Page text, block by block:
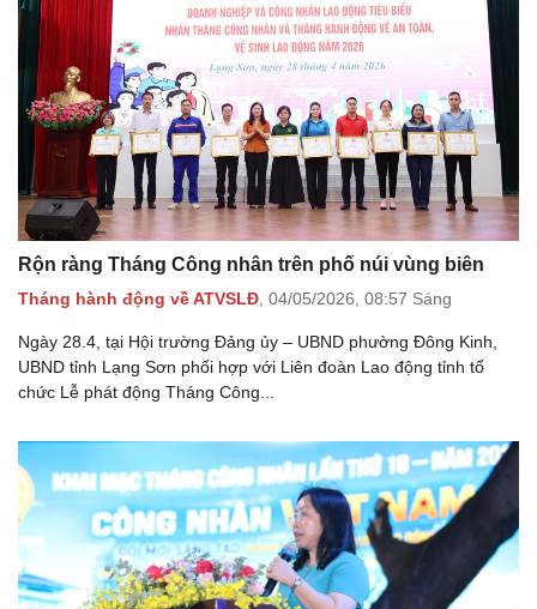
Rộn ràng Tháng Công nhân trên phố núi vùng biên
Tháng hành động về ATVSLĐ 04/05/2026, 08:57 Sáng
Ngày 28.4, tại Hội trường Đảng ủy – UBND phường Đông Kinh,
UBND tỉnh Lạng Sơn phối hợp với Liên đoàn Lao động tỉnh tổ
chức Lễ phát động Tháng Công...